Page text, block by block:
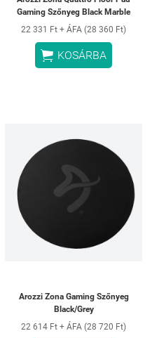
Gaming Szőnyeg Black Marble
22 331 Ft + ÁFA (28 360 Ft)
 KOSÁRBA
Arozzi Zona Gaming Szőnyeg
Black/Grey
22 614 Ft + ÁFA (28 720 Ft)